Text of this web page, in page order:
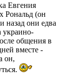
Евгения
Рональд (он
назад они едва
украино-
общения в
вместе -
он,